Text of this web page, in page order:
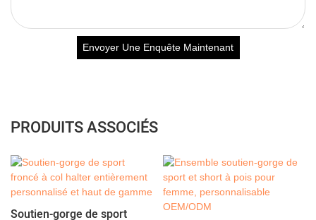
Envoyer Une Enquête Maintenant
PRODUITS ASSOCIÉS
Soutien-gorge de sport